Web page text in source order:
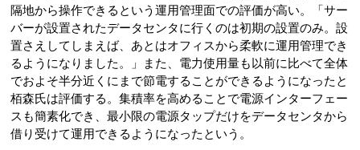
隔地から操作できるという運用管理面での評価が高い。「サー
バーが設置されたデータセンタに行くのは初期の設置のみ。設
置さえしてしまえば、あとはオフィスから柔軟に運用管理でき
るようになりました。」また、電力使用量も以前に比べて全体
でおよそ半分近くにまで節電することができるようになったと
栢森氏は評価する。集積率を高めることで電源インターフェー
スも簡素化でき、最小限の電源タップだけをデータセンタから
借り受けて運用できるようになったという。